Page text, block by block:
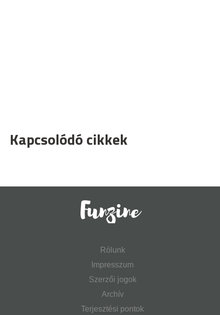
Kapcsolódó cikkek
Rólunk
Impresszum
Szerzői jogok
Archív
Terjesztési pontok